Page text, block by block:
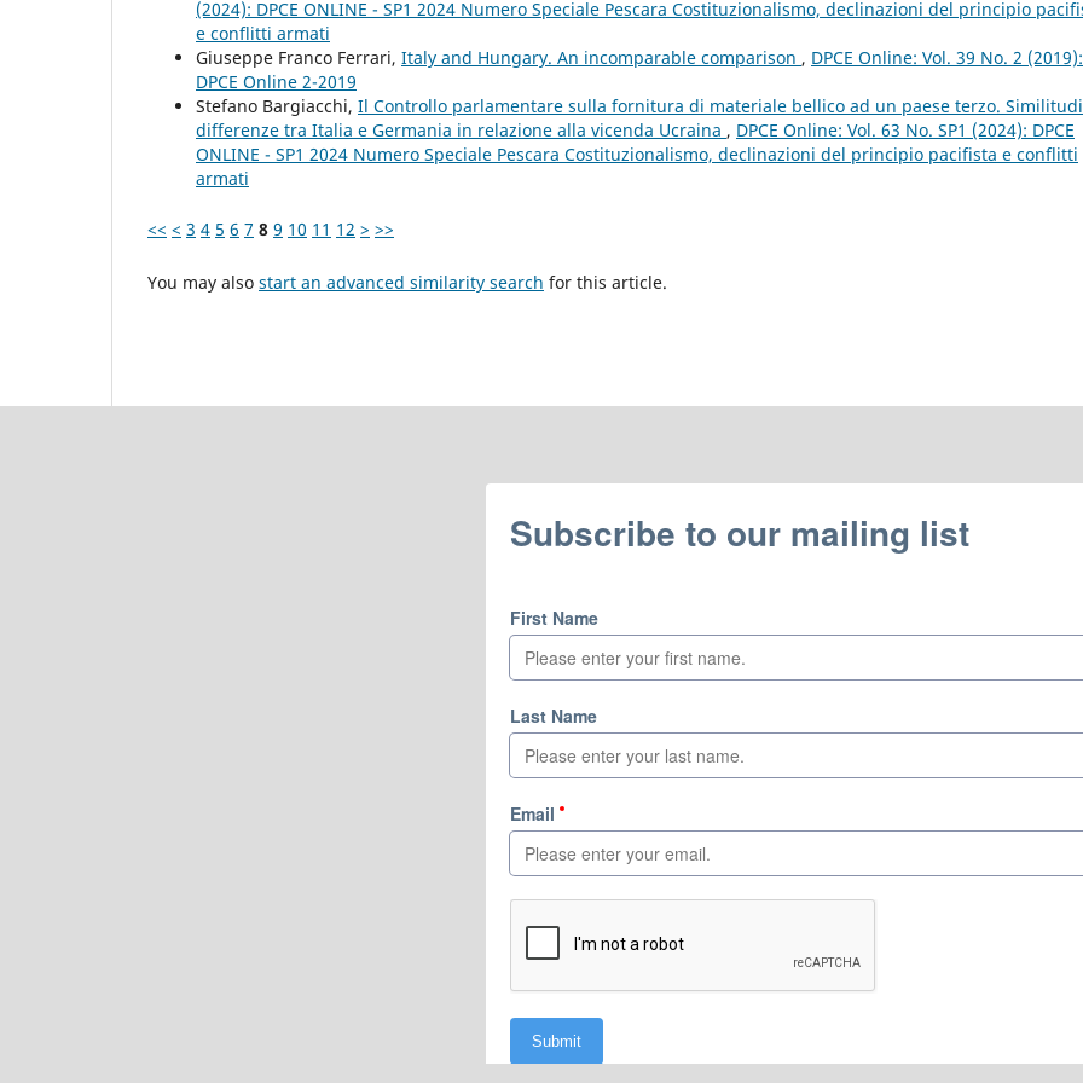
(2024): DPCE ONLINE - SP1 2024 Numero Speciale Pescara Costituzionalismo, declinazioni del principio
e conflitti armati
Giuseppe Franco Ferrari, Italy and Hungary. An incomparable comparison , DPCE Online: Vol. 39 No. 2 (2019):
DPCE Online 2-2019
Stefano Bargiacchi, Il Controllo parlamentare sulla fornitura di materiale bellico ad un paese terzo.
differenze tra Italia e Germania in relazione alla vicenda Ucraina , DPCE Online: Vol. 63 No. SP1 (2024): DPCE
ONLINE - SP1 2024 Numero Speciale Pescara Costituzionalismo, declinazioni del principio pacifista e conflitti
armati
<< < 3 4 5 6 7 8 9 10 11 12 > >>
You may also start an advanced similarity search for this article.